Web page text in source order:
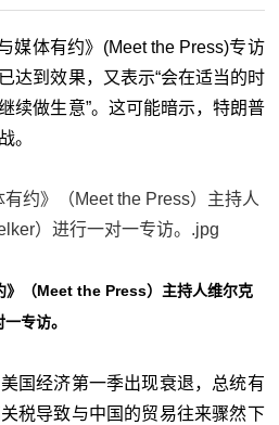
媒体有约》(Meet the Press)专访
达到效果，又表示“会在适当的时
续做生意”。这可能暗示，特朗普
。
》（Meet the Press）主持人维尔克
专访。
国经济第一季出现衰退，总统有
税导致与中国的贸易往来骤然下